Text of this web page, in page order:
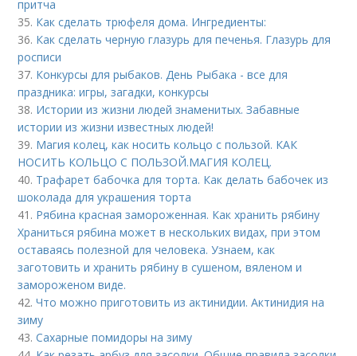
притча
35. Как сделать трюфеля дома. Ингредиенты:
36. Как сделать черную глазурь для печенья. Глазурь для
росписи
37. Конкурсы для рыбаков. День Рыбака - все для
праздника: игры, загадки, конкурсы
38. Истории из жизни людей знаменитых. Забавные
истории из жизни известных людей!
39. Магия колец, как носить кольцо с пользой. КАК
НОСИТЬ КОЛЬЦО С ПОЛЬЗОЙ.МАГИЯ КОЛЕЦ.
40. Трафарет бабочка для торта. Как делать бабочек из
шоколада для украшения торта
41. Рябина красная замороженная. Как хранить рябину
Храниться рябина может в нескольких видах, при этом
оставаясь полезной для человека. Узнаем, как
заготовить и хранить рябину в сушеном, вяленом и
замороженом виде.
42.Что можно приготовить из актинидии. Актинидия на
зиму
43.Сахарные помидоры на зиму